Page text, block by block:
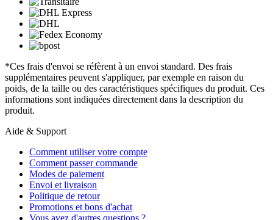
*Ces frais d'envoi se réfèrent à un envoi standard. Des frais
supplémentaires peuvent s'appliquer, par exemple en raison du
poids, de la taille ou des caractéristiques spécifiques du produit. Ces
informations sont indiquées directement dans la description du
produit.
Aide & Support
Comment utiliser votre compte
Comment passer commande
Modes de paiement
Envoi et livraison
Politique de retour
Promotions et bons d'achat
Vous avez d'autres questions ?